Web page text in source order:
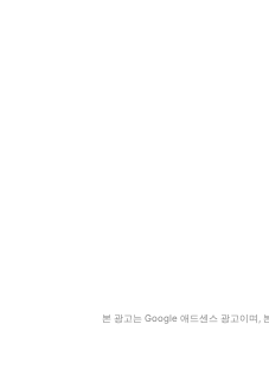
본 광고는 Google 애드센스 광고이며,